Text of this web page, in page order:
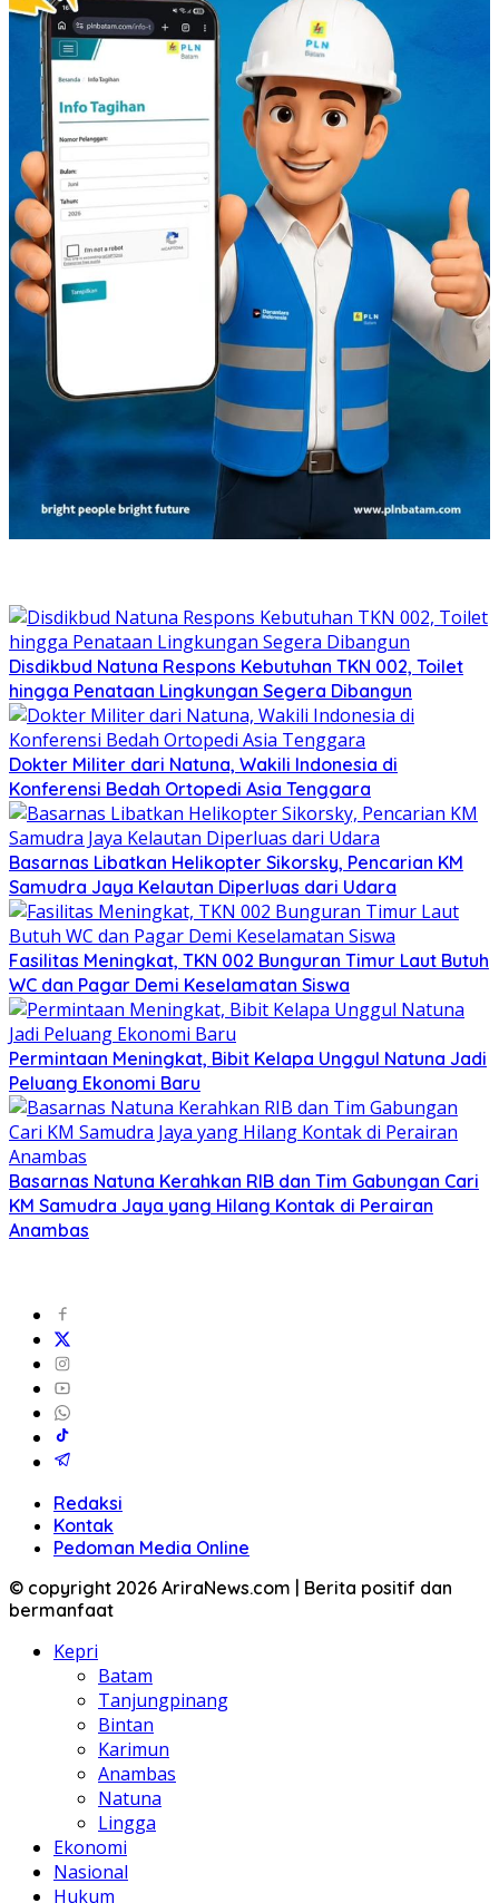
Disdikbud Natuna Respons Kebutuhan TKN 002, Toilet
hingga Penataan Lingkungan Segera Dibangun
Dokter Militer dari Natuna, Wakili Indonesia di
Konferensi Bedah Ortopedi Asia Tenggara
Basarnas Libatkan Helikopter Sikorsky, Pencarian KM
Samudra Jaya Kelautan Diperluas dari Udara
Fasilitas Meningkat, TKN 002 Bunguran Timur Laut Butuh
WC dan Pagar Demi Keselamatan Siswa
Permintaan Meningkat, Bibit Kelapa Unggul Natuna Jadi
Peluang Ekonomi Baru
Basarnas Natuna Kerahkan RIB dan Tim Gabungan Cari
KM Samudra Jaya yang Hilang Kontak di Perairan
Anambas
Redaksi
Kontak
Pedoman Media Online
© copyright 2026 AriraNews.com | Berita positif dan
bermanfaat
Kepri
Batam
Tanjungpinang
Bintan
Karimun
Anambas
Natuna
Lingga
Ekonomi
Nasional
Hukum